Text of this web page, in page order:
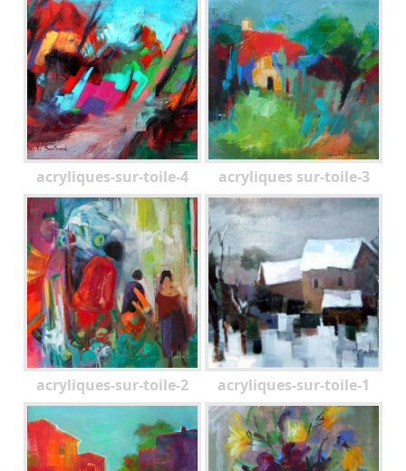
acryliques-sur-toile-4 acryliques sur-toile-3
acryliques-sur-toile-2 acryliques-sur-toile-1